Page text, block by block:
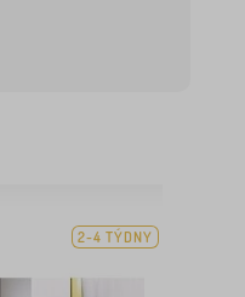
2-4 TÝDNY